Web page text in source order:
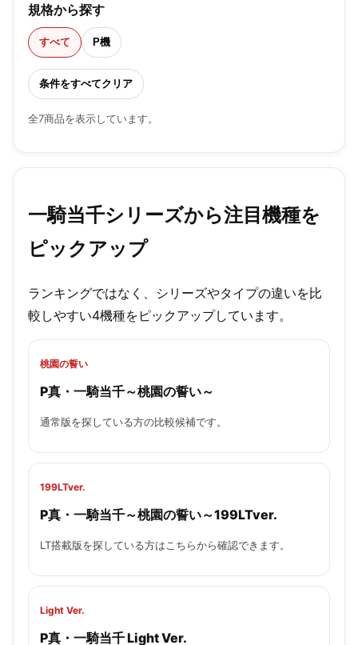
規格から探す
すべて P機
条件をすべてクリア
全7商品を表示しています。
一騎当千シリーズから注目機種を
ピックアップ
ランキングではなく、シリーズやタイプの違いを比
較しやすい4機種をピックアップしています。
桃園の誓い
P真・一騎当千～桃園の誓い～
通常版を探している方の比較候補です。
199LTver.
P真・一騎当千～桃園の誓い～199LTver.
LT搭載版を探している方はこちらから確認できます。
Light Ver.
P真・一騎当千 Light Ver.